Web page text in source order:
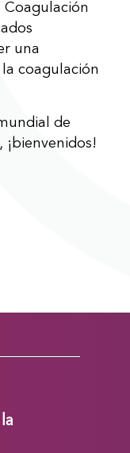
Coagulación
una
coagulación
de